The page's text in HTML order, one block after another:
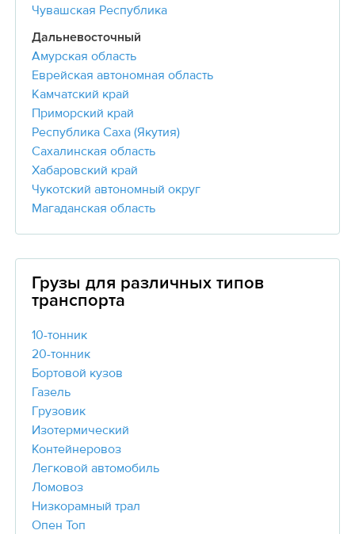
Чувашская Республика
Дальневосточный
Амурская область
Еврейская автономная область
Камчатский край
Приморский край
Республика Саха (Якутия)
Сахалинская область
Хабаровский край
Чукотский автономный округ
Магаданская область
Грузы для различных типов
транспорта
10-тонник
20-тонник
Бортовой кузов
Газель
Грузовик
Изотермический
Контейнеровоз
Легковой автомобиль
Ломовоз
Низкорамный трал
Опен Топ